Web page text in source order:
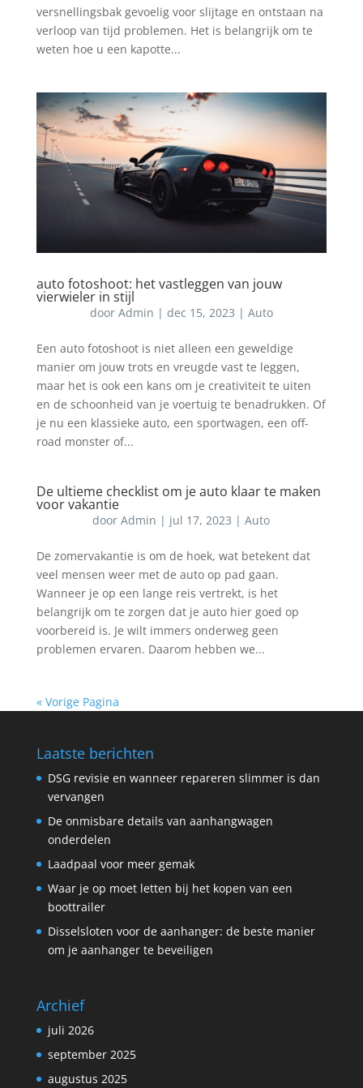
versnellingsbak gevoelig voor slijtage en ontstaan na
verloop van tijd problemen. Het is belangrijk om te
weten hoe u een kapotte...
auto fotoshoot: het vastleggen van jouw
vierwieler in stijl
door Admin | dec 15, 2023 | Auto
Een auto fotoshoot is niet alleen een geweldige
manier om jouw trots en vreugde vast te leggen,
maar het is ook een kans om je creativiteit te uiten
en de schoonheid van je voertuig te benadrukken. Of
je nu een klassieke auto, een sportwagen, een off-
road monster of...
De ultieme checklist om je auto klaar te maken
voor vakantie
doorAdmin | jul 17, 2023 |Auto
De zomervakantie is om de hoek, wat betekent dat
veel mensen weer met de auto op pad gaan.
Wanneer je op een lange reis vertrekt, is het
belangrijk om te zorgen dat je auto hier goed op
voorbereid is. Je wilt immers onderweg geen
problemen ervaren. Daarom hebben we...
« Vorige Pagina
Laatste berichten
DSG revisie en wanneer repareren slimmer is dan
vervangen
De onmisbare details van aanhangwagen
onderdelen
Laadpaal voor meer gemak
Waar je op moet letten bij het kopen van een
boottrailer
Disselsloten voor de aanhanger: de beste manier
om je aanhanger te beveiligen
Archief
juli 2026
september 2025
augustus 2025